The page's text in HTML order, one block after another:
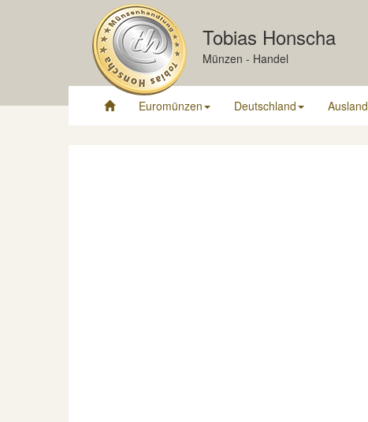
Tobias Honscha
Münzen - Handel
Euromünzen Deutschland Ausland